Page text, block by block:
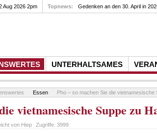
UNTERHALTSAMES
Aug 2026 2pm Topnews: Gedenken an den 30. April in
Essen Pho – so machen Sie die vietnamesische
vietnamesische Suppe zu
von Hiep Zugriffe: 3999